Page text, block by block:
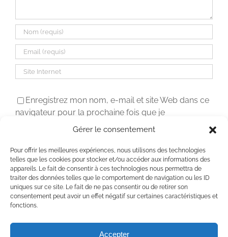
Gérer le consentement
Pour offrir les meilleures expériences, nous utilisons des technologies
telles que les cookies pour stocker et/ou accéder aux informations des
appareils. Le fait de consentir à ces technologies nous permettra de
traiter des données telles que le comportement de navigation ou les ID
uniques sur ce site. Le fait de ne pas consentir ou de retirer son
consentement peut avoir un effet négatif sur certaines caractéristiques et
fonctions.
Accepter
Enregistrez mon nom, e-mail et site Web dans ce
navigateur pour la prochaine fois que je